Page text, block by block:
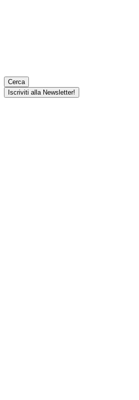
Cerca
Iscriviti alla Newsletter!